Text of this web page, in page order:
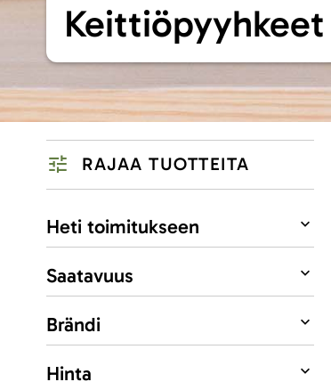
Keittiöpyyhkeet
RAJAA TUOTTEITA
Listausvalinnat
Heti toimitukseen
Saatavuus
Brändi
Hinta